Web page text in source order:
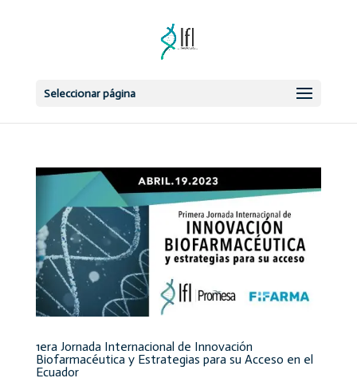
Seleccionar página
1era Jornada Internacional de Innovación
Biofarmacéutica y Estrategias para su Acceso en el
Ecuador